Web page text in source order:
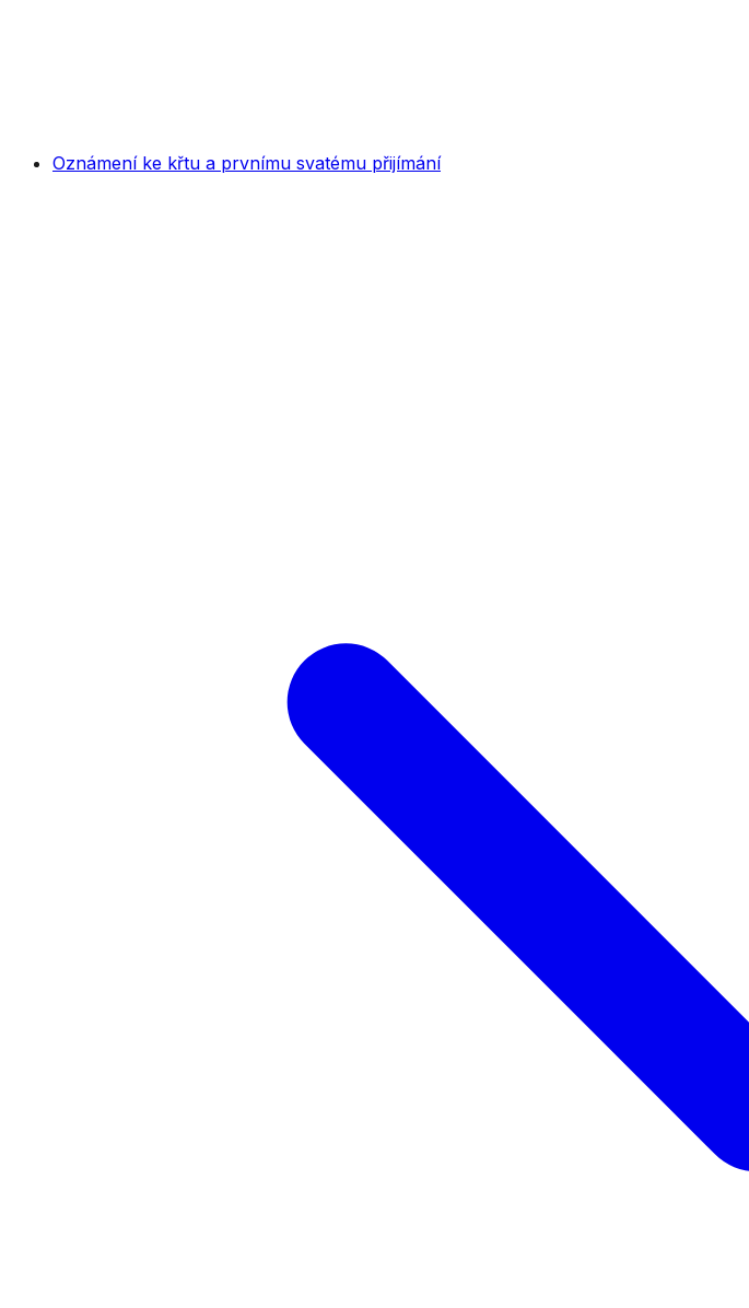
Oznámení ke křtu a prvnímu svatému přijímání